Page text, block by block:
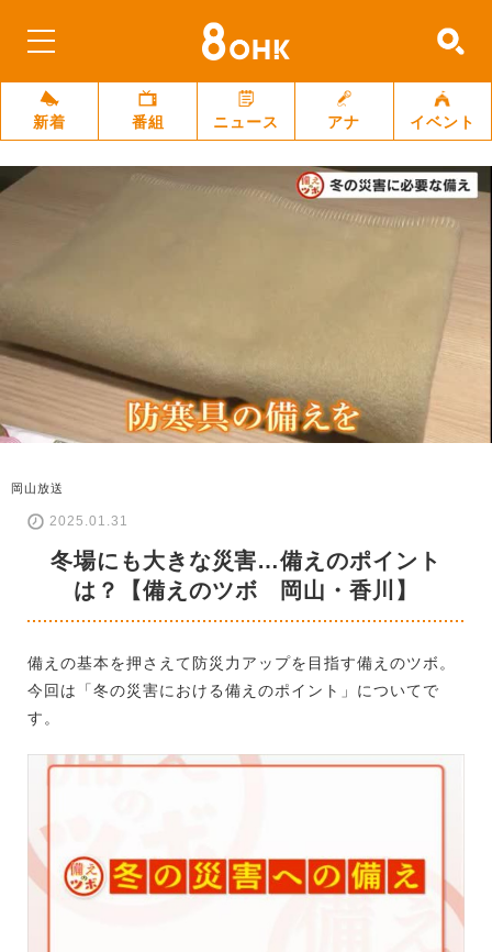
新着 番組 ニュース アナ イベント
岡山放送
2025.01.31
冬場にも大きな災害…備えのポイント
は？【備えのツボ 岡山・香川】
備えの基本を押さえて防災力アップを目指す備えのツボ。
今回は「冬の災害における備えのポイント」についてで
す。